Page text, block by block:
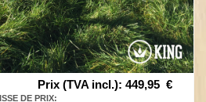
Prix (TVA incl.): 449,95 €
DE PRIX: